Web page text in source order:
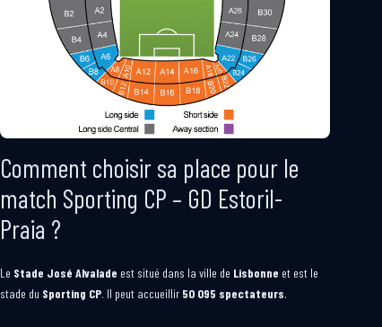
Comment choisir sa place pour le
match Sporting CP – GD Estoril-
Praia ?
Le Stade José Alvalade est situé dans la ville de Lisbonne et est le
stade du Sporting CP. Il peut accueillir 50 095 spectateurs.